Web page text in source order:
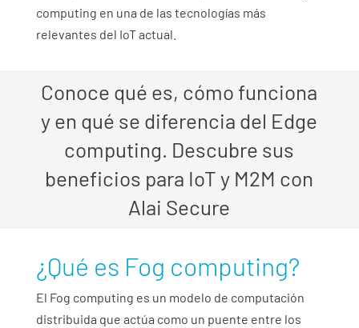
computing en una de las tecnologías más
relevantes del IoT actual.
Conoce qué es, cómo funciona
y en qué se diferencia del Edge
computing. Descubre sus
beneficios para IoT y M2M con
Alai Secure
¿Qué es Fog computing?
El Fog computing es un modelo de computación
distribuida que actúa como un puente entre los